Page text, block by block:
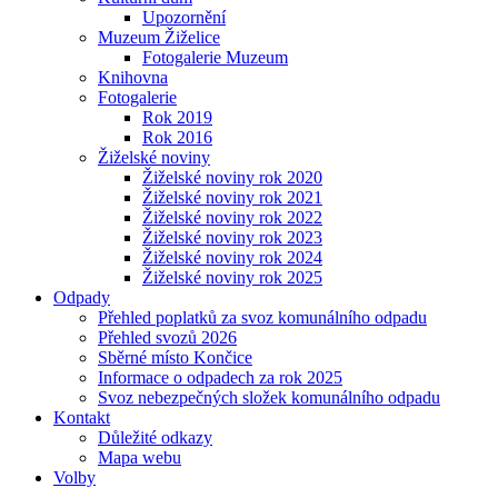
Upozornění
Muzeum Žiželice
Fotogalerie Muzeum
Knihovna
Fotogalerie
Rok 2019
Rok 2016
Žiželské noviny
Žiželské noviny rok 2020
Žiželské noviny rok 2021
Žiželské noviny rok 2022
Žiželské noviny rok 2023
Žiželské noviny rok 2024
Žiželské noviny rok 2025
Odpady
Přehled poplatků za svoz komunálního odpadu
Přehled svozů 2026
Sběrné místo Končice
Informace o odpadech za rok 2025
Svoz nebezpečných složek komunálního odpadu
Kontakt
Důležité odkazy
Mapa webu
Volby